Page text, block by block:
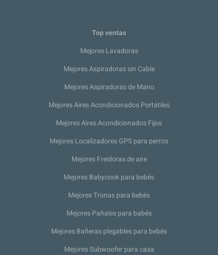
Top ventas
Mejores Lavadoras
Mejores Aspiradoras sin Cable
Mejores Aspiradoras de Mano
Mejores Aires Acondicionados Portátiles
Mejores Aires Acondicionados Fijos
Mejores Localizadores GPS para perros
Mejores Freidoras de aire
Mejores Babycook para bebés
Mejores Tronas para bebés
Mejores Pañales para babés
Mejores Bañeras plegables para bebés
Mejores Subwoofer para casa